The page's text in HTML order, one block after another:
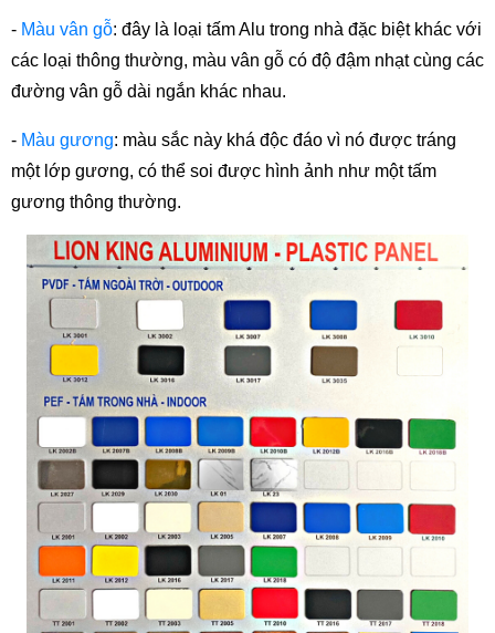
- Màu vân gỗ: đây là loại tấm Alu trong nhà đặc biệt khác với
các loại thông thường, màu vân gỗ có độ đậm nhạt cùng các
đường vân gỗ dài ngắn khác nhau.
- Màu gương: màu sắc này khá độc đáo vì nó được tráng
một lớp gương, có thể soi được hình ảnh như một tấm
gương thông thường.